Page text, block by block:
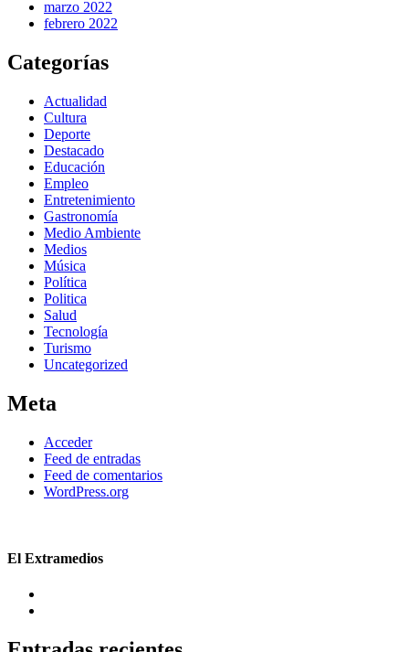
marzo 2022
febrero 2022
Categorías
Actualidad
Cultura
Deporte
Destacado
Educación
Empleo
Entretenimiento
Gastronomía
Medio Ambiente
Medios
Música
Política
Politica
Salud
Tecnología
Turismo
Uncategorized
Meta
Acceder
Feed de entradas
Feed de comentarios
WordPress.org
El Extramedios